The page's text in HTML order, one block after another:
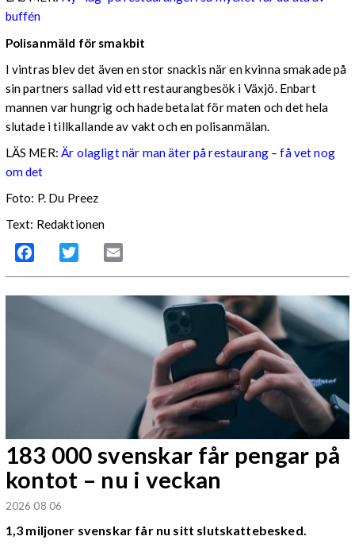
buffén
Polisanmäld för smakbit
I vintras blev det även en stor snackis när en kvinna smakade på
sin partners sallad vid ett restaurangbesök i Växjö. Enbart
mannen var hungrig och hade betalat för maten och det hela
slutade i tillkallande av vakt och en polisanmälan.
LÄS MER:Är olagligt när man äter på restaurang – få vet nog
om det
Foto: P. Du Preez
Text: Redaktionen
Facebook Twitter
183 000 svenskar får pengar på
kontot – nu i veckan
2026 08 06
1,3 miljoner svenskar får nu sitt slutskattebesked.